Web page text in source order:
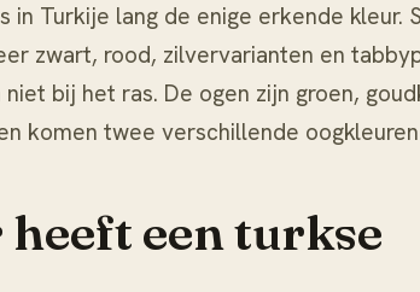
Turkije lang de enige erkende kleur.
zwart, rood, zilvervarianten en
bij het ras. De ogen zijn groen,
komen twee verschillende
een turkse